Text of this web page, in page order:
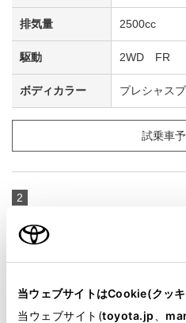
当ウェブサイトはCookie(クッキ
当ウェブサイト(toyota.jp
2500cc
2WD FR
プレシャス
試乗車
2